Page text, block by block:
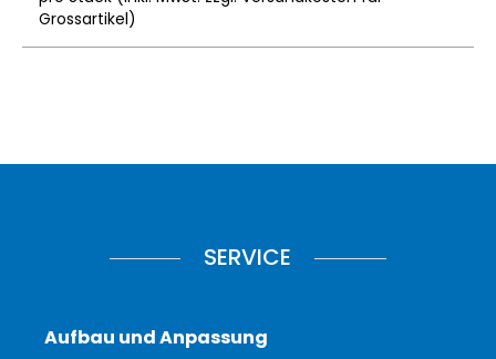
Grossartikel)
SERVICE
Aufbau und Anpassung